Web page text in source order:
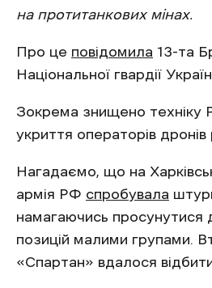
на протитанкових мінах.
Про це повідомила 13-та
Національної гвардії
Зокрема знищено техніку
укриття операторів дронів
Нагадаємо, що на
армія РФ спробувала
намагаючись просунутися
позицій малими групами.
«Спартан» вдалося